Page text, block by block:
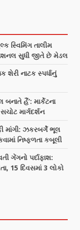
સ્વિમિંગ તાલીમ
સુધી જીતે છે મેડલ
શેરી નાટક સ્પર્ધાનું
હૈં’: માર્કેટના
માર્ગદર્શન
માંગી: ઝકરબર્ગે ભૂલ
નિષ્ફળતા કબૂલી
ગેંગનો પર્દાફાશ:
15 દિવસમાં 3 લોકો